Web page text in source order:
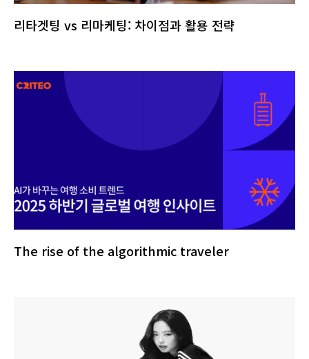
리타겟팅 vs 리마케팅: 차이점과 활용 전략
The rise of the algorithmic traveler